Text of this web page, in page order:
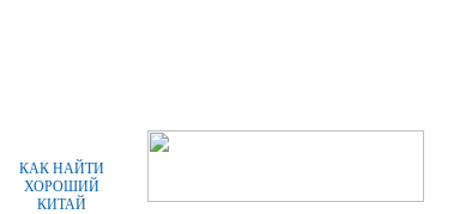
КАК НАЙТИ
ХОРОШИЙ
КИТАЙ